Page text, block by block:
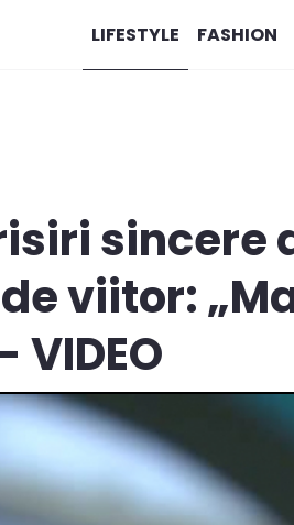
LIFESTYLE FASHION
sincere
viitor: